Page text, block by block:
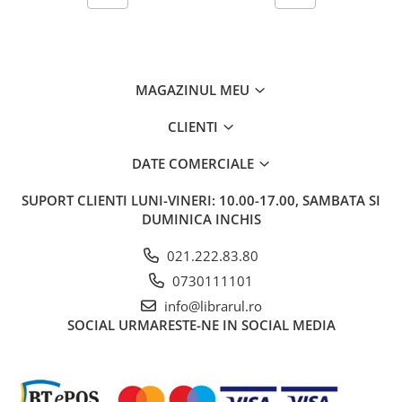
Carti de colorat pentru adulti
Casa, gradina
Istoria comunismului
MAGAZINUL MEU
CLIENTI
DATE COMERCIALE
SUPORT CLIENTI LUNI-VINERI: 10.00-17.00, SAMBATA SI
DUMINICA INCHIS
021.222.83.80
0730111101
info@librarul.ro
SOCIAL URMARESTE-NE IN SOCIAL MEDIA